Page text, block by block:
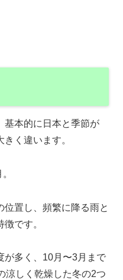
基本的に日本と季節が
く違います。
位置し、頻繁に降る雨と
です。
が多く、10月〜3月まで
涼しく乾燥した冬の2つ